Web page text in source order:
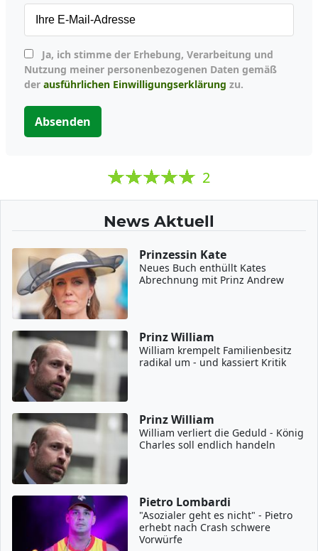
Nutzung meiner personenbezogenen Daten gemäß
der ausführlichen Einwilligungserklärung zu.
Absenden
2
News Aktuell
Prinzessin Kate
Neues Buch enthüllt Kates
Abrechnung mit Prinz Andrew
Prinz William
William krempelt Familienbesitz
radikal um - und kassiert Kritik
Prinz William
William verliert die Geduld - König
Charles soll endlich handeln
Pietro Lombardi
"Asozialer geht es nicht" - Pietro
erhebt nach Crash schwere
Vorwürfe